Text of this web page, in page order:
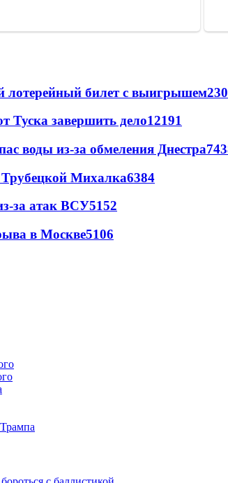
лотерейный билет с выигрышем
Туска завершить дело12191
воды из-за обмеления Днестра
Михалка6384
за атак ВСУ5152
в Москве5106